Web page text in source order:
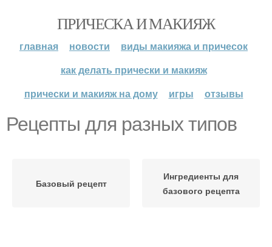
ПРИЧЕСКА И МАКИЯЖ
главная новости
виды макияжа и причесок
как делать прически и макияж
прически и макияж на дому
игры отзывы
Рецепты для разных типов
Базовый рецепт
Ингредиенты для
базового рецепта